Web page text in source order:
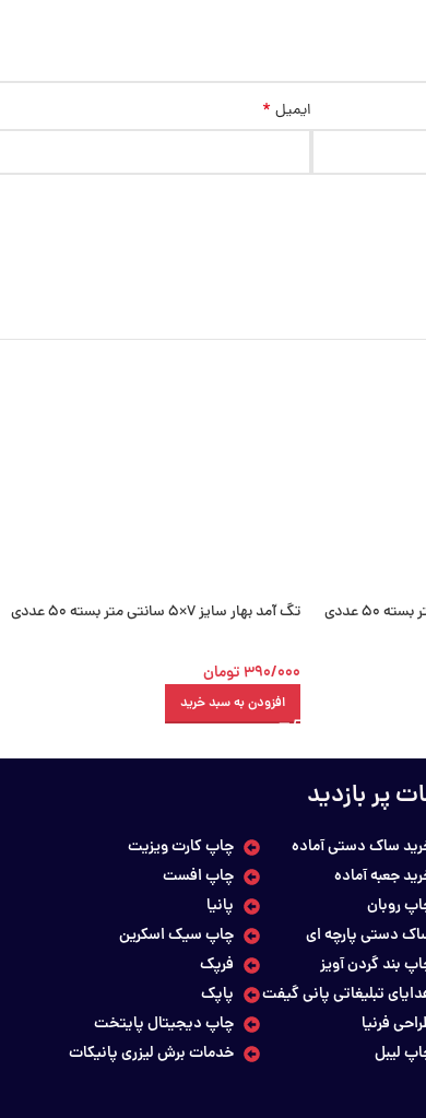
ایمیل *
تگ آمد بهار سایز 7×5 سانتی متر بسته 50 عددی
390/000 تومان
افزودن به سبد خرید
پر بازدید
ساک دستی آماده
جعبه آماده
روبان
دستی پارچه ای
بند گردن آویز
تبلیغاتی پانی گیفت
فرنیا
لیبل
چاپ کارت ویزیت
چاپ افست
پانیا
چاپ سیک اسکرین
فرپک
پاپک
چاپ دیجیتال پایتخت
خدمات برش لیزری پانیکات